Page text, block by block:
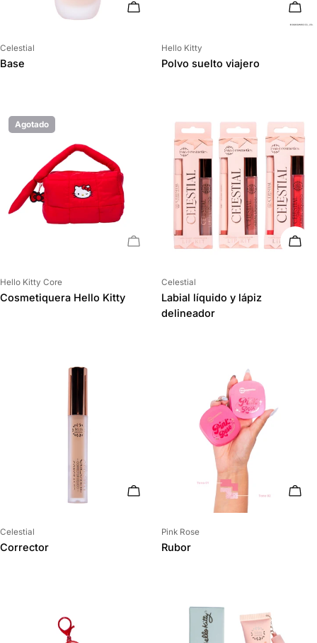
ELIGE OPCIONES
Proveedor:
Celestial
Base
Proveedor:
Hello Kitty
Polvo suelto viajero
Agotado
AGOTADO
Proveedor:
Hello Kitty Core
Cosmetiquera Hello Kitty
Proveedor:
Celestial
Labial líquido y lápiz
delineador
ELIGE OPCIONES
Proveedor:
Celestial
Corrector
Proveedor:
Pink Rose
Rubor